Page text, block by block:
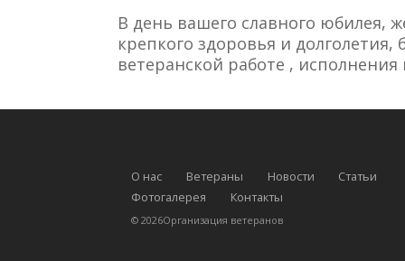
В день вашего славного юбилея,
крепкого здоровья и
ветеранской работе ,
О нас Ветераны Новости
Статьи
Фотогалерея
Контакты
© 2026Организация ветеранов